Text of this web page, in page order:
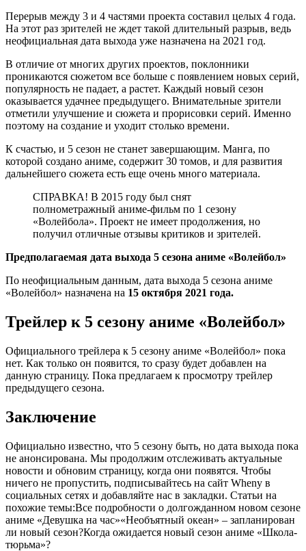
Перерыв между 3 и 4 частями проекта составил целых 4 года.
На этот раз зрителей не ждет такой длительный разрыв, ведь
неофициальная дата выхода уже назначена на 2021 год.
В отличие от многих других проектов, поклонники
проникаются сюжетом все больше с появлением новых серий,
популярность не падает, а растет. Каждый новый сезон
оказывается удачнее предыдущего. Внимательные зрители
отметили улучшение и сюжета и прорисовки серий. Именно
поэтому на создание и уходит столько времени.
К счастью, и 5 сезон не станет завершающим. Манга, по
которой создано аниме, содержит 30 томов, и для развития
дальнейшего сюжета есть еще очень много материала.
СПРАВКА! В 2015 году был снят
полнометражный аниме-фильм по 1 сезону
«Волейбола». Проект не имеет продолжения, но
получил отличные отзывы критиков и зрителей.
Предполагаемая дата выхода 5 сезона аниме «Волейбол»
По неофициальным данным, дата выхода 5 сезона аниме
«Волейбол» назначена на 15 октября 2021 года.
Трейлер к 5 сезону аниме «Волейбол»
Официального трейлера к 5 сезону аниме «Волейбол» пока
нет. Как только он появится, то сразу будет добавлен на
данную страницу. Пока предлагаем к просмотру трейлер
предыдущего сезона.
Заключение
Официально известно, что 5 сезону быть, но дата выхода пока
не анонсирована. Мы продолжим отслеживать актуальные
новости и обновим страницу, когда они появятся. Чтобы
ничего не пропустить, подписывайтесь на сайт Wheny в
социальных сетях и добавляйте нас в закладки. Статьи на
похожие темы:Все подробности о долгожданном новом сезоне
аниме «Девушка на час»«Необъятный океан» – запланирован
ли новый сезон?Когда ожидается новый сезон аниме «Школа-
тюрьма»?